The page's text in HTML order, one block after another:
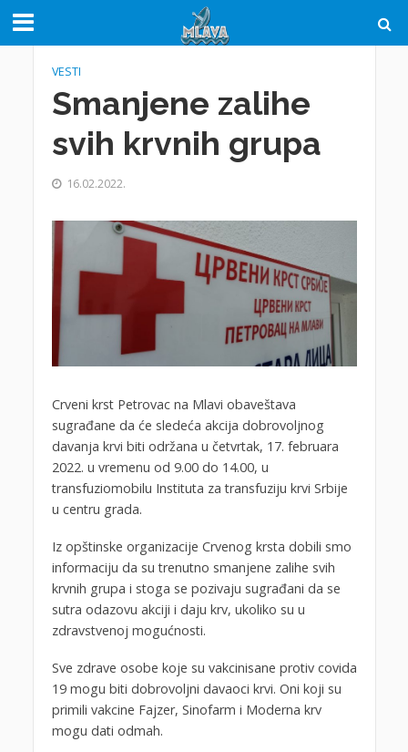
VESTI
Smanjene zalihe
svih krvnih grupa
16.02.2022.
Crveni krst Petrovac na Mlavi obaveštava
sugrađane da će sledeća akcija dobrovoljnog
davanja krvi biti održana u četvrtak, 17. februara
2022. u vremenu od 9.00 do 14.00, u
transfuziomobilu Instituta za transfuziju krvi Srbije
u centru grada.
Iz opštinske organizacije Crvenog krsta dobili smo
informaciju da su trenutno smanjene zalihe svih
krvnih grupa i stoga se pozivaju sugrađani da se
sutra odazovu akciji i daju krv, ukoliko su u
zdravstvenoj mogućnosti.
Sve zdrave osobe koje su vakcinisane protiv covida
19 mogu biti dobrovoljni davaoci krvi. Oni koji su
primili vakcine Fajzer, Sinofarm i Moderna krv
mogu dati odmah.